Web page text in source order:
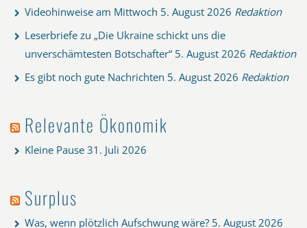
Videohinweise am Mittwoch 5. August 2026 Redaktion
Leserbriefe zu „Die Ukraine schickt uns die
unverschämtesten Botschafter“ 5. August 2026 Redaktion
Es gibt noch gute Nachrichten 5. August 2026 Redaktion
Relevante Ökonomik
Kleine Pause 31. Juli 2026
Surplus
Was, wenn plötzlich Aufschwung wäre? 5. August 2026